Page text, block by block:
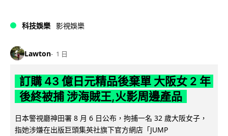
科技娛樂 影視娛樂
Lawton 1 日
訂購 43 億日元精品後棄單 大阪女 2 年
後終被捕 涉海賊王,火影周邊產品
日本警視廳神田署 8 月 6 日公布，拘捕一名 32 歲大阪女子，
指她涉嫌在出版巨頭集英社旗下官方網店「JUMP